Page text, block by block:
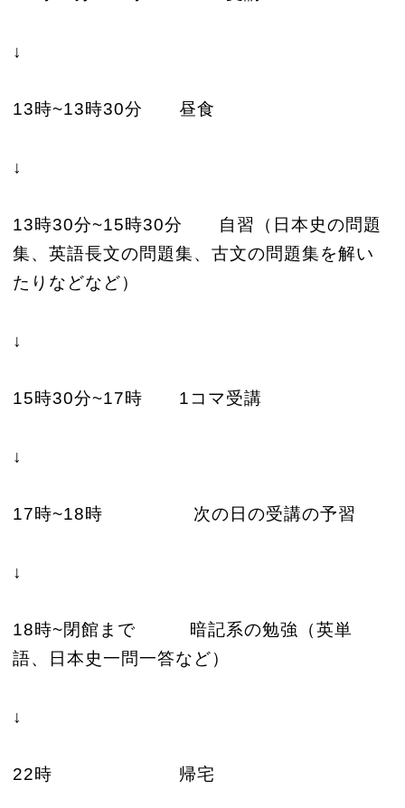
↓
13時~13時30分 昼食
↓
13時30分~15時30分 自習（日本史の問題
集、英語長文の問題集、古文の問題集を解い
たりなどなど）
↓
15時30分~17時 1コマ受講
↓
17時~18時 次の日の受講の予習
↓
18時~閉館まで 暗記系の勉強（英単
語、日本史一問一答など）
↓
22時 帰宅